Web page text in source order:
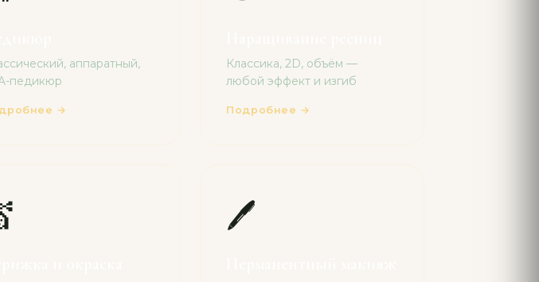
аппаратный,
педикюр
→
Классика, 2D, объём —
любой эффект и изгиб
Подробнее →
🖊